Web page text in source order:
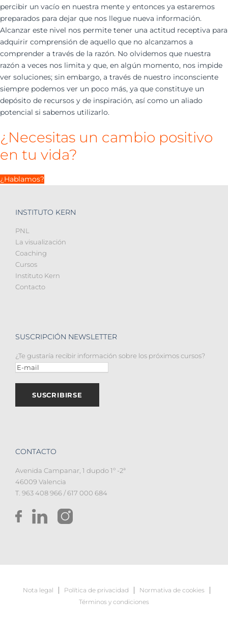
percibir un vacío en nuestra mente y entonces ya estaremos
preparados para dejar que nos llegue nueva información.
Alcanzar este nivel nos permite tener una actitud receptiva para
adquirir comprensión de aquello que no alcanzamos a
comprender a través de la razón. No olvidemos que nuestra
razón a veces nos limita y que, en algún momento, nos impide
ver soluciones; sin embargo, a través de nuestro inconsciente
siempre podemos ver un poco más, ya que constituye un
depósito de recursos y de inspiración, así como un aliado
potencial si sabemos utilizarlo.
¿Necesitas un cambio positivo
en tu vida?
¿Hablamos?
INSTITUTO KERN
PNL
La visualización
Coaching
Cursos
Instituto Kern
Contacto
SUSCRIPCIÓN NEWSLETTER
¿Te gustaría recibir información sobre los próximos cursos?
CONTACTO
Avenida Campanar, 1 dupdo 1º -2ª
46009 Valencia
T. 963 408 966 / 617 000 684
Nota legal Política de privacidad
Normativa de cookies
Términos y condiciones